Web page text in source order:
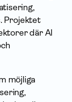
Projektet
där AI
möjliga